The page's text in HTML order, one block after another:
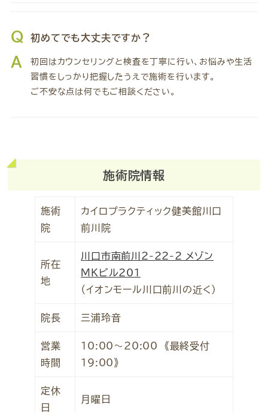
Q 初めてでも大丈夫ですか？
A
初回はカウンセリングと検査を丁寧に行い、お悩みや生活
習慣をしっかり把握したうえで施術を行います。
ご不安な点は何でもご相談ください。
施術院情報
施術
院
カイロプラクティック健美館川口
前川院
所在
地
川口市南前川2-22-2 メゾン
MKビル201
（イオンモール川口前川の近く）
院長 三浦玲音
営業
時間
10:00～20:00 《最終受付
19:00》
定休
日
月曜日